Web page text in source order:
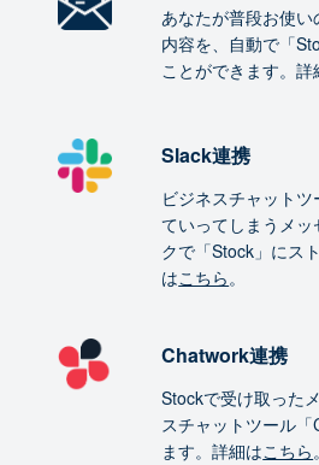
あなたが普段お使
内容を、自動で「
ことができます。詳
Slack連携
ビジネスチャット
ていってしまうメ
クで「Stock」にス
はこちら。
Chatwork連携
Stockで受け取った
スチャットツール
ます。詳細はこちら。